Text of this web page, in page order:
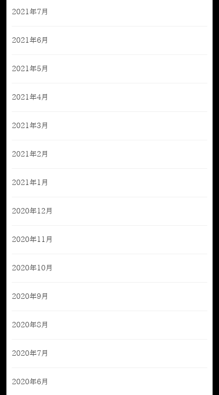
2021年7月
2021年6月
2021年5月
2021年4月
2021年3月
2021年2月
2021年1月
2020年12月
2020年11月
2020年10月
2020年9月
2020年8月
2020年7月
2020年6月